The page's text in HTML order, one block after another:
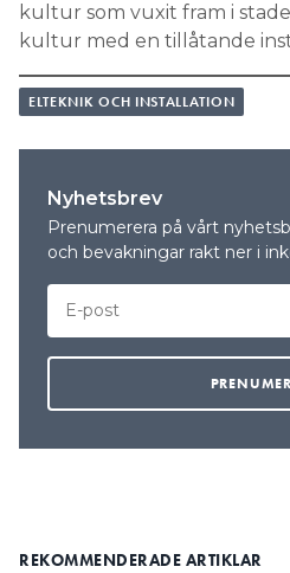
kultur som vuxit fram i
kultur med en tillåtande
ELTEKNIK OCH INSTALLATION
Nyhetsbrev
Prenumerera på vårt
och bevakningar rakt ner i
REKOMMENDERADE ARTIKLAR